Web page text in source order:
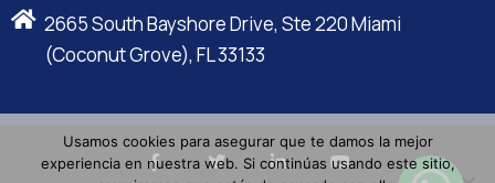
2665 South Bayshore Drive, Ste 220 Miami
(Coconut Grove), FL 33133
Usamos cookies para asegurar que te damos la mejor
experiencia en nuestra web. Si continúas usando este sitio,